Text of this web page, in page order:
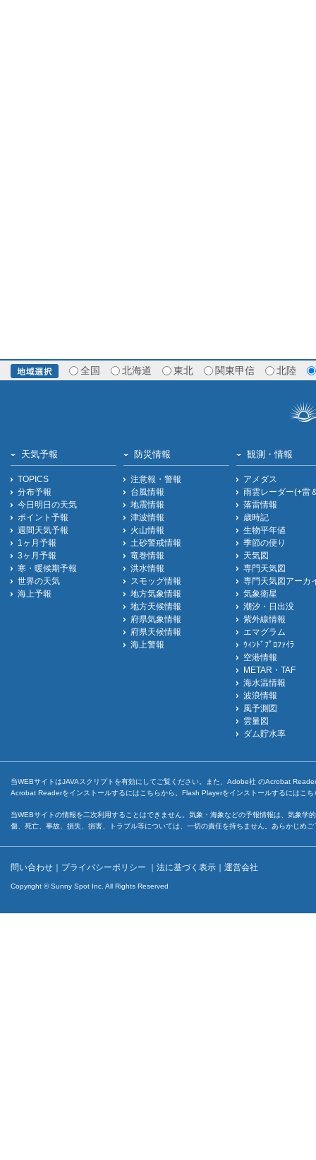
全国 北海道 東北 関東甲信 北陸
天気予報
TOPICS
分布予報
今日明日の天気
ポイント予報
週間天気予報
1ヶ月予報
3ヶ月予報
寒・暖候期予報
世界の天気
海上予報
防災情報
注意報・警報
台風情報
地震情報
津波情報
火山情報
土砂警戒情報
竜巻情報
洪水情報
スモッグ情報
地方気象情報
地方天候情報
府県気象情報
府県天候情報
海上警報
観測・情報
アメダス
雨雲レーダー(+雷
落雷情報
歳時記
生物平年値
季節の便り
天気図
専門天気図
専門天気図アーカ
気象衛星
潮汐・日出没
紫外線情報
エマグラム
ｳｨﾝﾄﾞﾌﾟﾛﾌｧｲﾗ
空港情報
METAR・TAF
海水温情報
波浪情報
風予測図
雲量図
ダム貯水率
当WEBサイトはJAVAスクリプトを有効にしてご覧ください。また、Adobe社 のAcrobat
Acrobat Readerをインストールするには こちらから。Flash Playerをインストールするには こち
当WEBサイトの情報を二次利用することはできません。気象・海象などの予報情報は、気象
傷、死亡、事故、損失、損害、トラブル等については、一切の責任を持ちません。あらかじめ
問い合わせ ｜ プライバシーポリシー ｜ 法に基づく表示 ｜ 運営会社
Copyright © Sunny Spot Inc. All Rights Reserved